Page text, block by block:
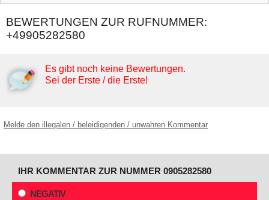
BEWERTUNGEN ZUR RUFNUMMER:
+49905282580
Es gibt noch keine Bewertungen.
Sei der Erste / die Erste!
Melde den illegalen / beleidigenden / unwahren Kommentar
IHR KOMMENTAR ZUR NUMMER 0905282580
NEGATIV